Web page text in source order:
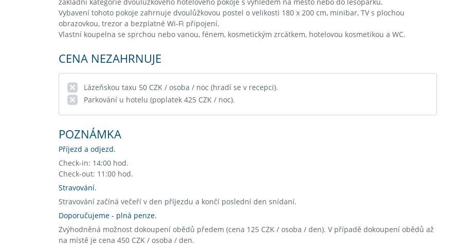
Vybavení tohoto pokoje zahrnuje dvoulůžkovou postel o velikosti 180 x 200 cm, minibar, TV s plochou
obrazovkou, trezor a bezplatné Wi-Fi připojení.
Vlastní koupelna se sprchou nebo vanou, fénem, kosmetickým zrcátkem, hotelovou kosmetikou a WC.
CENA NEZAHRNUJE
Lázeňskou taxu 50 CZK / osoba / noc (hradí se v recepci).
Parkování u hotelu (poplatek 425 CZK / noc).
POZNÁMKA
Příjezd a odjezd.
Check-in: 14:00 hod.
Check-out: 11:00 hod.
Stravování.
Stravování začíná večeří v den příjezdu a končí poslední den snídaní.
Doporučujeme - plná penze.
Zvýhodněná možnost dokoupení obědů předem (cena 125 CZK / osoba / den). V případě dokoupení obědů až
na místě je cena 450 CZK / osoba / den.